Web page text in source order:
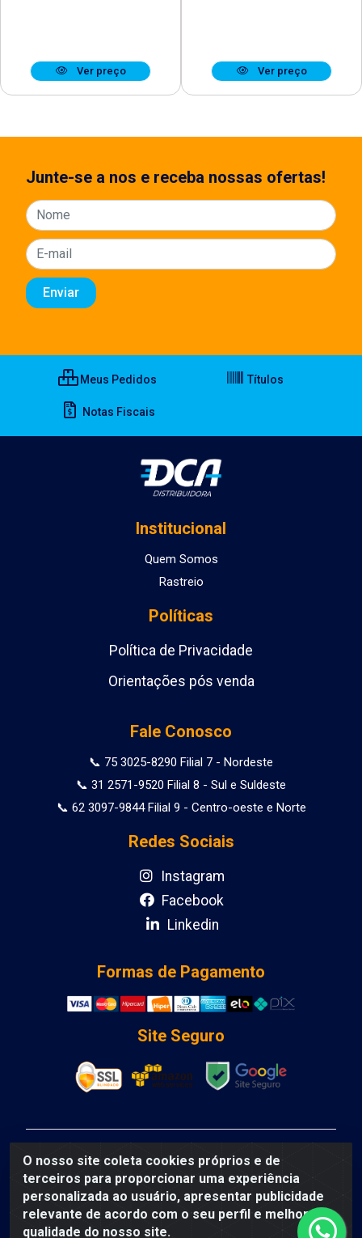
Ver preço Ver preço
O nosso site coleta cookies próprios e de
terceiros para proporcionar uma experiência
personalizada ao usuário, apresentar publicidade
relevante de acordo com o seu perfil e melhorar a
qualidade do nosso site.
Junte-se a nos e receba nossas ofertas!
Meus Pedidos Títulos
Notas Fiscais
Institucional
Quem Somos
Rastreio
Políticas
Política de Privacidade
Orientações pós venda
Fale Conosco
📞 75 3025-8290 Filial 7 - Nordeste
📞 31 2571-9520 Filial 8 - Sul e Suldeste
📞 62 3097-9844 Filial 9 - Centro-oeste e Norte
Redes Sociais
Instagram
Facebook
Linkedin
Formas de Pagamento
Site Seguro
DCA DISTRIBUIDORA DE COSMETICOS LTDA - AV
DEPUTADO LUIS EDUARDO MAGALHAES, Humildes,
Feira de Santana/BA - CEP 44135-000 - CNPJ:
31.912.909/0001-40